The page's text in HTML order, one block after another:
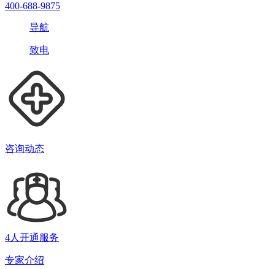
400-688-9875
导航
致电
咨询动态
4人开通服务
专家介绍